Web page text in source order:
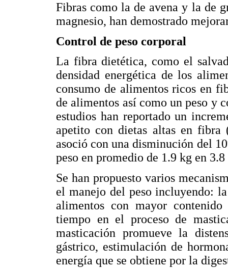
Fibras como la de avena y la de
magnesio, han demostrado
Control de peso corporal
La fibra dietética, como el
densidad energética de los
consumo de alimentos ricos en
de alimentos así como un peso y
estudios han reportado un
apetito con dietas altas en
asoció con una disminución del
peso en promedio de 1.9 kg en
Se han propuesto varios
el manejo del peso incluyendo:
alimentos con mayor
tiempo en el proceso de
masticación promueve la
gástrico, estimulación de
energía que se obtiene por la